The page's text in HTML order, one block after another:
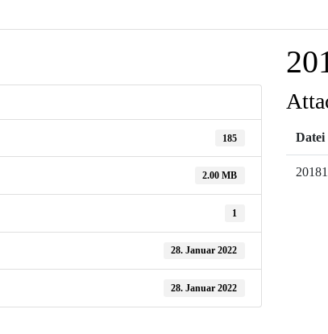
185
2.00 MB
1
28. Januar 2022
28. Januar 2022
Datei